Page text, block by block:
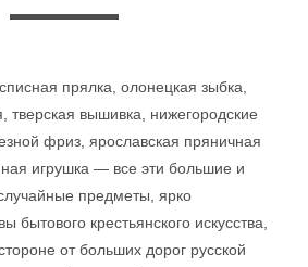
прялка, олонецкая зыбка,
тверская вышивка, нижегородские
фриз, ярославская пряничная
игрушка — все эти большие и
предметы, ярко
крестьянского искусства,
от больших дорог русской